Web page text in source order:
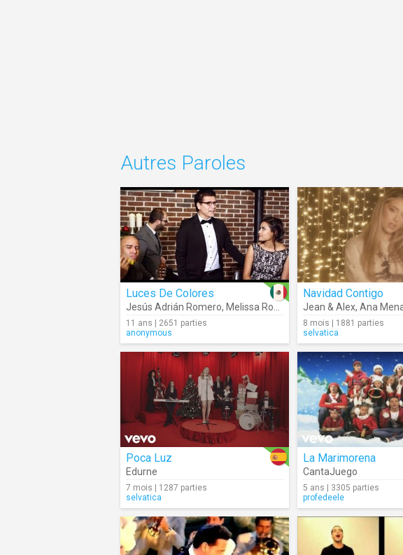
Autres Paroles
Luces De Colores
Jesús Adrián Romero, Melissa Romero
11 ans | 2651 parties
anonymous
Navidad Contigo
Jean & Alex, Ana
8 mois | 1881 parties
selvatica
Poca Luz
Edurne
7 mois | 1287 parties
selvatica
La Marimorena
CantaJuego
5 ans | 3305 parties
profedeele